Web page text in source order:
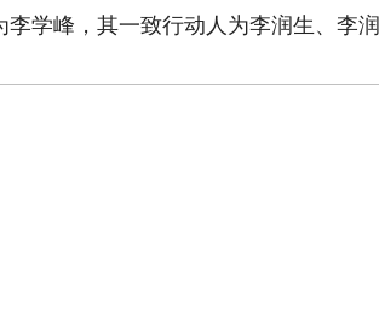
学峰，其一致行动人为李润生、李